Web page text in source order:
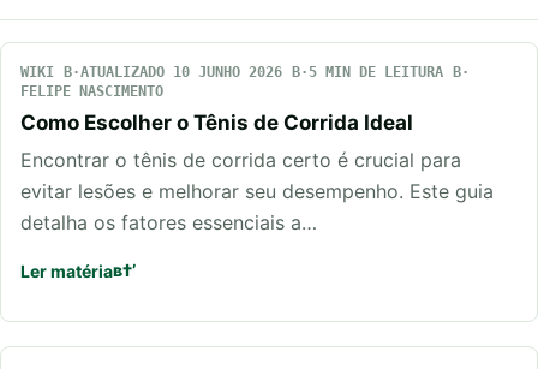
WIKI ATUALIZADO 10 JUNHO 2026
5 MIN DE LEITURA
FELIPE NASCIMENTO
Como Escolher o Tênis de Corrida Ideal
Encontrar o tênis de corrida certo é crucial para
evitar lesões e melhorar seu desempenho. Este guia
detalha os fatores essenciais a…
Ler matéria